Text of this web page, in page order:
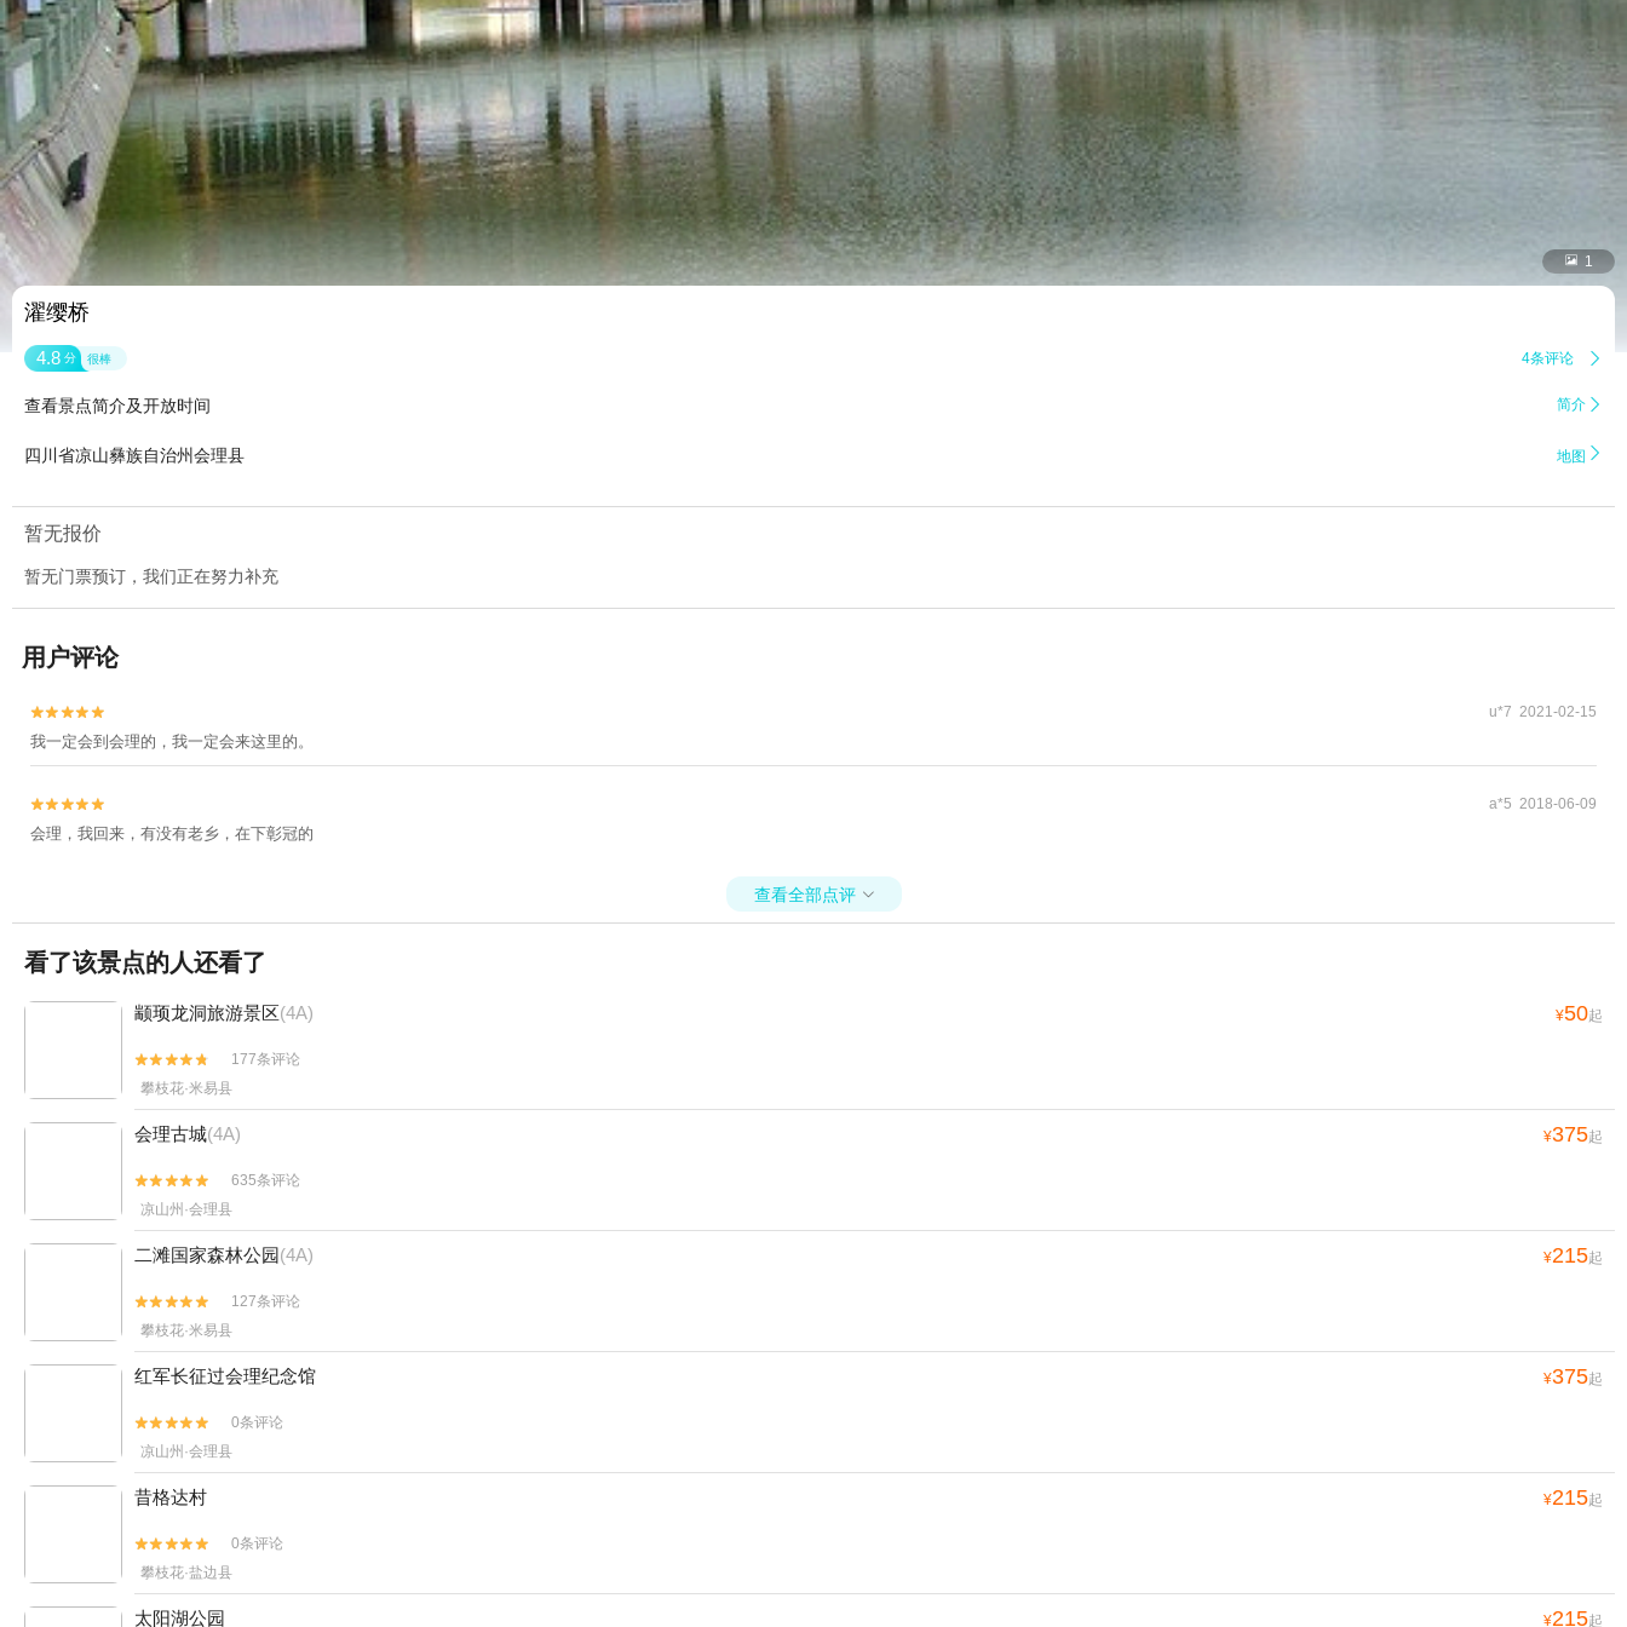
 1
濯缨桥
4.8 分 很棒 4条评论 
查看景点简介及开放时间 简介 
四川省凉山彝族自治州会理县 地图 
暂无报价
暂无门票预订，我们正在努力补充
用户评论

 u*7 2021-02-15
我一定会到会理的，我一定会来这里的。

 a*5 2018-06-09
会理，我回来，有没有老乡，在下彰冠的
查看全部点评 
看了该景点的人还看了
颛顼龙洞旅游景区(4A) ¥50起


177条评论
攀枝花·米易县
会理古城(4A) ¥375起


635条评论
凉山州·会理县
二滩国家森林公园(4A) ¥215起


127条评论
攀枝花·米易县
红军长征过会理纪念馆 ¥375起


0条评论
凉山州·会理县
昔格达村 ¥215起


0条评论
攀枝花·盐边县
太阳湖公园 ¥215起